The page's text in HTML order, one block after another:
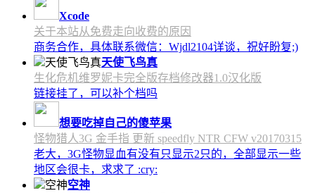
Xcode
关于本站从免费走向收费的原因
商务合作，具体联系微信：Wjdl2104详谈，祝好盼复;)
天使飞鸟真
生化危机维罗妮卡完全版存档修改器1.0汉化版
链接挂了，可以补个档吗
想要吃掉自己的傻苹果
怪物猎人3G 金手指 更新 speedfly NTR CFW v20170315
老大，3G怪物显血有没有只显示2只的，全部显示一些
地区会很卡，求求了 :cry:
空神